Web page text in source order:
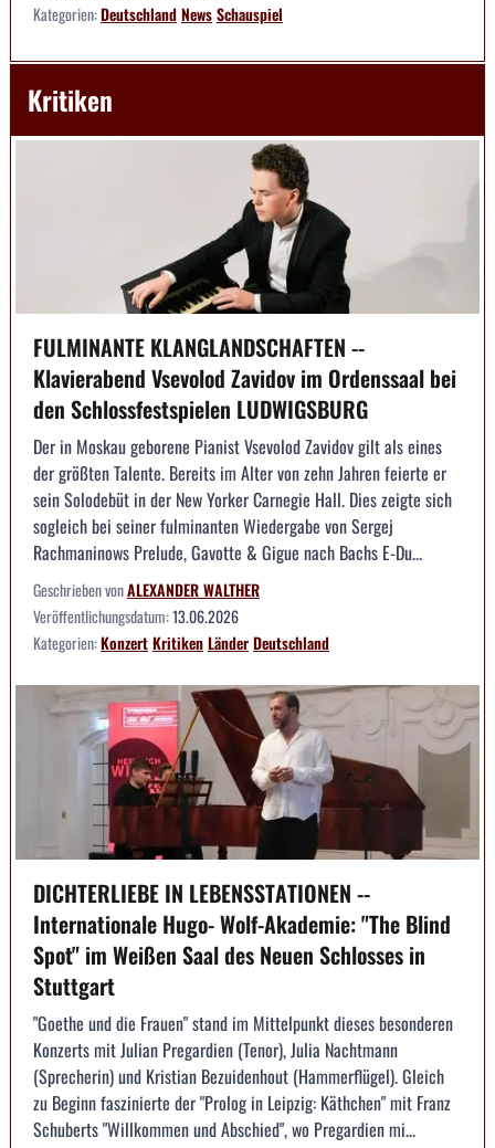
Kategorien:DeutschlandNewsSchauspiel
Kritiken
FULMINANTE KLANGLANDSCHAFTEN --
Klavierabend Vsevolod Zavidov im Ordenssaal bei
den Schlossfestspielen LUDWIGSBURG
Der in Moskau geborene Pianist Vsevolod Zavidov gilt als eines
der größten Talente. Bereits im Alter von zehn Jahren feierte er
sein Solodebüt in der New Yorker Carnegie Hall. Dies zeigte sich
sogleich bei seiner fulminanten Wiedergabe von Sergej
Rachmaninows Prelude, Gavotte & Gigue nach Bachs E-Du...
Geschrieben vonALEXANDER WALTHER
Veröffentlichungsdatum:13.06.2026
Kategorien:KonzertKritikenLänderDeutschland
DICHTERLIEBE IN LEBENSSTATIONEN --
Internationale Hugo- Wolf-Akademie: "The Blind
Spot" im Weißen Saal des Neuen Schlosses in
Stuttgart
"Goethe und die Frauen" stand im Mittelpunkt dieses besonderen
Konzerts mit Julian Pregardien (Tenor), Julia Nachtmann
(Sprecherin) und Kristian Bezuidenhout (Hammerflügel). Gleich
zu Beginn faszinierte der "Prolog in Leipzig: Käthchen" mit Franz
Schuberts "Willkommen und Abschied", wo Pregardien mi...